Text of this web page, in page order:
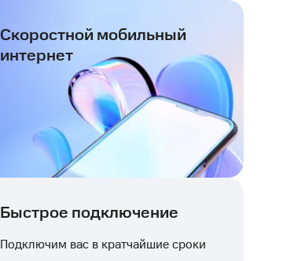
Скоростной мобильный
интернет
Быстрое подключение
Подключим вас в кратчайшие сроки